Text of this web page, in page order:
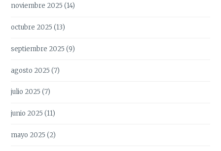
noviembre 2025 (14)
octubre 2025 (13)
septiembre 2025 (9)
agosto 2025 (7)
julio 2025 (7)
junio 2025 (11)
mayo 2025 (2)